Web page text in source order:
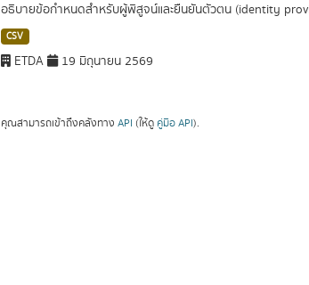
อธิบายข้อกำหนดสำหรับผู้พิสูจน์และยืนยันตัวตน (identity
CSV
ETDA 19 มิถุนายน 2569
คุณสามารถเข้าถึงคลังทาง API (ให้ดู คู่มือ API).